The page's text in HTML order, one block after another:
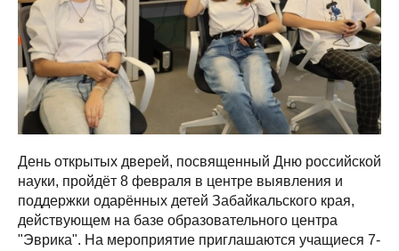
День открытых дверей, посвященный Дню российской
науки, пройдёт 8 февраля в центре выявления и
поддержки одарённых детей Забайкальского края,
действующем на базе образовательного центра
"Эврика". На мероприятие приглашаются учащиеся 7-